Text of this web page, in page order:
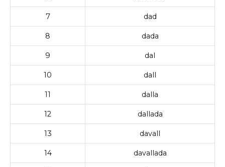
7 dad
8 dada
9 dal
10 dall
11 dalla
12 dallada
13 davall
14 davallada